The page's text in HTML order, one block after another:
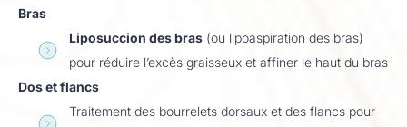
Bras
Liposuccion des bras (ou lipoaspiration des bras)
pour réduire l’excès graisseux et affiner le haut du bras
Dos et flancs
Traitement des bourrelets dorsaux et des flancs pour